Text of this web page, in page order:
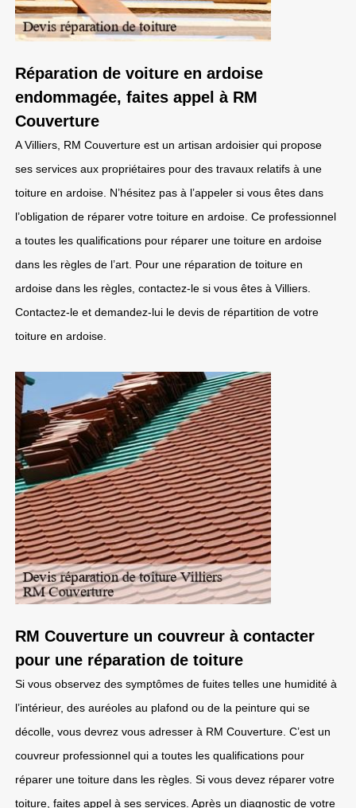
Réparation de voiture en ardoise
endommagée, faites appel à RM
Couverture
A Villiers, RM Couverture est un artisan ardoisier qui propose
ses services aux propriétaires pour des travaux relatifs à une
toiture en ardoise. N’hésitez pas à l’appeler si vous êtes dans
l’obligation de réparer votre toiture en ardoise. Ce professionnel
a toutes les qualifications pour réparer une toiture en ardoise
dans les règles de l’art. Pour une réparation de toiture en
ardoise dans les règles, contactez-le si vous êtes à Villiers.
Contactez-le et demandez-lui le devis de répartition de votre
toiture en ardoise.
RM Couverture un couvreur à contacter
pour une réparation de toiture
Si vous observez des symptômes de fuites telles une humidité à
l’intérieur, des auréoles au plafond ou de la peinture qui se
décolle, vous devrez vous adresser à RM Couverture. C’est un
couvreur professionnel qui a toutes les qualifications pour
réparer une toiture dans les règles. Si vous devez réparer votre
toiture, faites appel à ses services. Après un diagnostic de votre